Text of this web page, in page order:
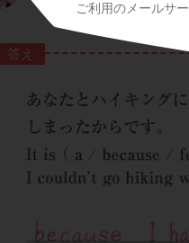
ご利用のメールサ
答え